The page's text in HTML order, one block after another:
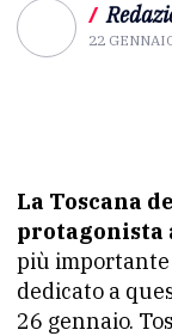
/
22
La Toscana
protagonista
più
dedicato a
26 gennaio.